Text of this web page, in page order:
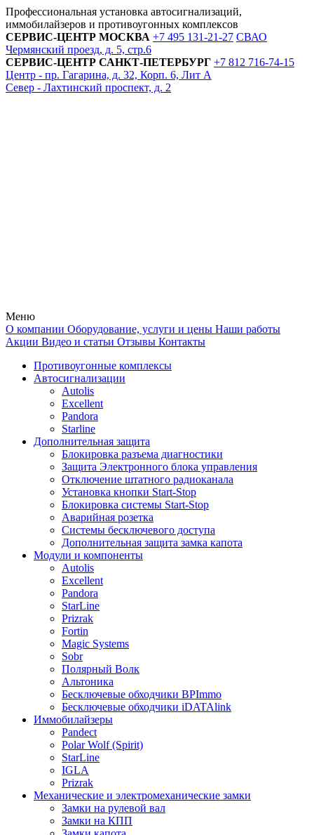
Профессиональная установка автосигнализаций,
иммобилайзеров и противоугонных комплексов
СЕРВИС-ЦЕНТР МОСКВА +7 495 131-21-27 СВАО
Чермянский проезд, д. 5, стр.6
СЕРВИС-ЦЕНТР САНКТ-ПЕТЕРБУРГ +7 812 716-74-15
Центр - пр. Гагарина, д. 32, Корп. 6, Лит А
Север - Лахтинский проспект, д. 2
Меню
О компании Оборудование, услуги и цены Наши работы
Акции Видео и статьи Отзывы Контакты
Противоугонные комплексы
Автосигнализации
Autolis
Excellent
Pandora
Starline
Дополнительная защита
Блокировка разъема диагностики
Защита Электронного блока управления
Отключение штатного радиоканала
Установка кнопки Start-Stop
Блокировка системы Start-Stop
Аварийная розетка
Системы бесключевого доступа
Дополнительная защита замка капота
Модули и компоненты
Autolis
Excellent
Pandora
StarLine
Prizrak
Fortin
Magic Systems
Sobr
Полярный Волк
Альтоника
Бесключевые обходчики BPImmo
Бесключевые обходчики iDATAlink
Иммобилайзеры
Pandect
Polar Wolf (Spirit)
StarLine
IGLA
Prizrak
Механические и электромеханические замки
Замки на рулевой вал
Замки на КПП